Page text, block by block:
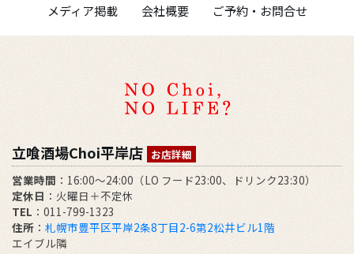
メディア掲載
会社概要 ご予約・お問合せ
立喰酒場Choi平岸店 お店詳細
営業時間 ：16:00～24:00（LO フード23:00、ドリンク23:30）
定休日 ：火曜日＋不定休
TEL ：011-799-1323
住所 ： 札幌市豊平区平岸2条8丁目2-6第2松井ビル1階
エイブル隣